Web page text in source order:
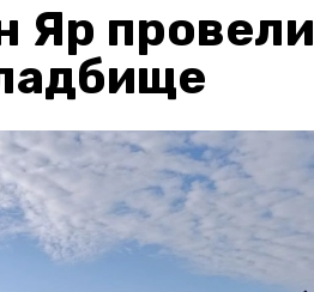
Яр провели